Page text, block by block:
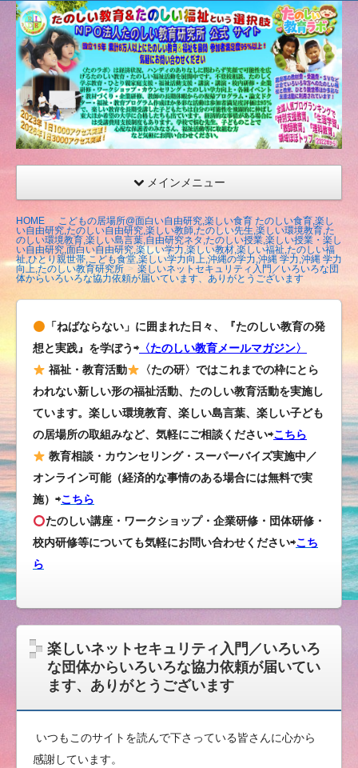
たの
しい
教育
研究
所
（沖
縄）
公式
ト
メインメニュー
HOME
こどもの居場所@面白い自由研究,楽しい食育 たのしい食育,楽し
い自由研究,たのしい自由研究,楽しい教師,たのしい先生,楽しい環境教育,た
のしい環境教育,楽しい島言葉,自由研究ネタ,たのしい授業,楽しい授業・楽し
い自由研究,面白い自由研究,楽しい学力,楽しい教材,楽しい福祉,たのしい福
祉,ひとり親世帯,こども食堂,楽しい学力向上,沖縄の学力,沖縄 学力,沖縄 学力
向上,たのしい教育研究所
楽しいネットセキュリティ入門／いろいろな団
体からいろいろな協力依頼が届いています、ありがとうございます
「ねばならない」に囲まれた日々、『たのしい教育の発
想と実践』を学ぼう⇨ 〈たのしい教育メールマガジン〉
福祉・教育活動
〈たの研〉ではこれまでの枠にとら
われない新しい形の福祉活動、たのしい教育活動を実施し
ています。楽しい環境教育、楽しい島言葉、楽しい子ども
の居場所の取組みなど、気軽にご相談ください⇨こちら
教育相談・カウンセリング・スーパーバイズ実施中／
オンライン可能（経済的な事情のある場合には無料で実
施）⇨こちら
たのしい講座・ワークショップ・企業研修・団体研修・
校内研修等についても気軽にお問い合わせください⇨こち
ら
楽しいネットセキュリティ入門／いろいろ
な団体からいろいろな協力依頼が届いてい
ます、ありがとうございます
いつもこのサイトを読んで下さっている皆さんに心から
感謝しています。